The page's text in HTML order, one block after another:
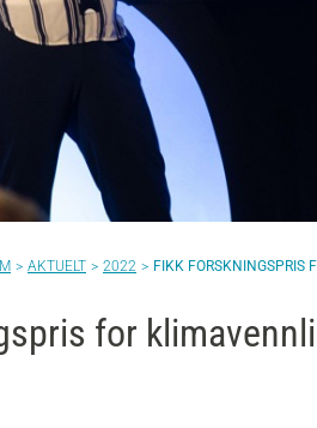
AKTUELT 2022 FIKK FORSKNINGSPRIS
for